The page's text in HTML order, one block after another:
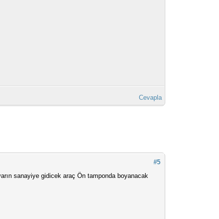
Cevapla
#5
sanayiye gidicek araç Ön tamponda boyanacak